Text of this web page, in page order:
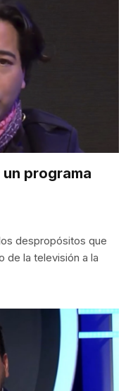
programa
despropósitos que
de la televisión a la